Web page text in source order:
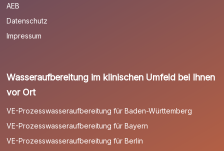
AEB
Datenschutz
Impressum
Wasseraufbereitung im klinischen Umfeld bei Ihnen
vor Ort
VE-Prozesswasseraufbereitung für Baden-Württemberg
VE-Prozesswasseraufbereitung für Bayern
VE-Prozesswasseraufbereitung für Berlin